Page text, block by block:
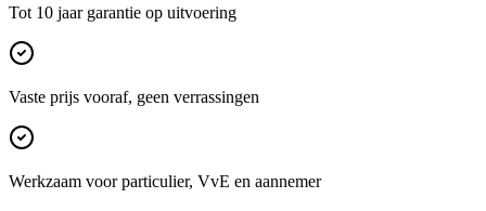
Tot 10 jaar garantie op uitvoering
Vaste prijs vooraf, geen verrassingen
Werkzaam voor particulier, VvE en aannemer